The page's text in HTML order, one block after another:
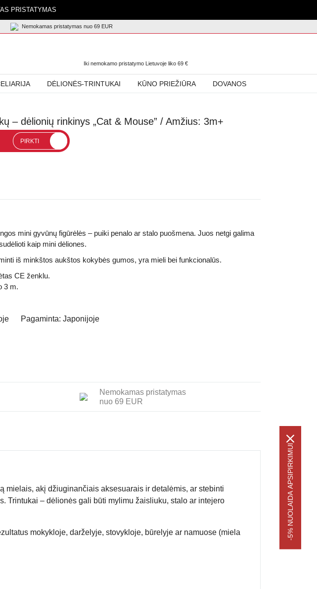
PRISTATYMAS
Nemokamas pristatymas nuo 69 EUR
Iki nemokamo pristatymo Lietuvoje liko 69 €
DĖLIONĖS-TRINTUKAI KŪNO PRIEŽIŪRA DOVANOS
– dėlionių rinkinys „Cat & Mouse” / Amžius: 3m+
PIRKTI
mini gyvūnų figūrėlės – puiki penalo ar stalo puošmena. Juos netgi galima
kaip mini dėliones.
iš minkštos aukštos kokybės gumos, yra mieli bei funkcionalūs.
CE ženklu.
3 m.
Pagaminta: Japonijoje
Nemokamas pristatymas
nuo 69 EUR
mielais, akį džiuginančiais aksesuarais ir detalėmis, ar stebinti
Trintukai – dėlionės gali būti mylimu žaisliuku, stalo ar intejero
mokykloje, darželyje, stovykloje, būrelyje ar namuose (miela
-5% NUOLAIDA APSIPIRKIMUI